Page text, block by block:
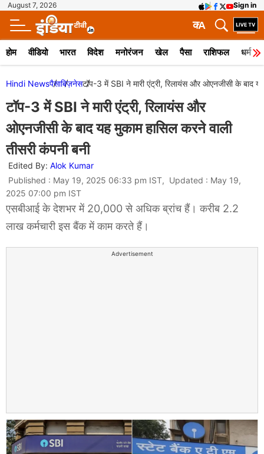
August 7, 2026 Sign in
A
क
होम वीडियो भारत विदेश मनोरंजन खेल पैसा राशिफल धर्म
Hindi Newsपैसाबिज़नेसटॉप-3 में SBI ने मारी एंट्री, रिलायंस और ओएनजीसी के बाद
टॉप-3 में SBI ने मारी एंट्री, रिलायंस और
ओएनजीसी के बाद यह मुकाम हासिल करने वाली
तीसरी कंपनी बनी
Edited By: Alok Kumar
Published : May 19, 2025 06:33 pm IST, Updated : May 19,
2025 07:00 pm IST
एसबीआई के देशभर में 20,000 से अधिक ब्रांच हैं। करीब 2.2
लाख कर्मचारी इस बैंक में काम करते हैं।
Advertisement